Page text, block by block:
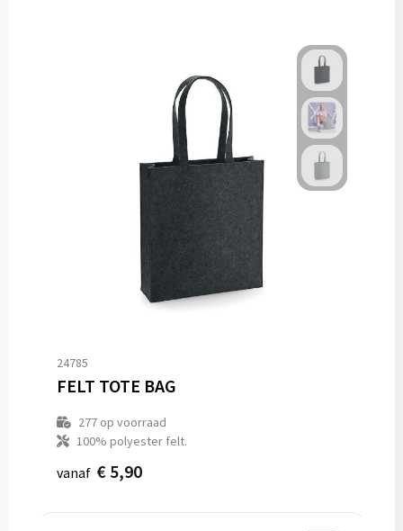
24785
FELT TOTE BAG
277op voorraad
100% polyester felt.
vanaf € 5,90